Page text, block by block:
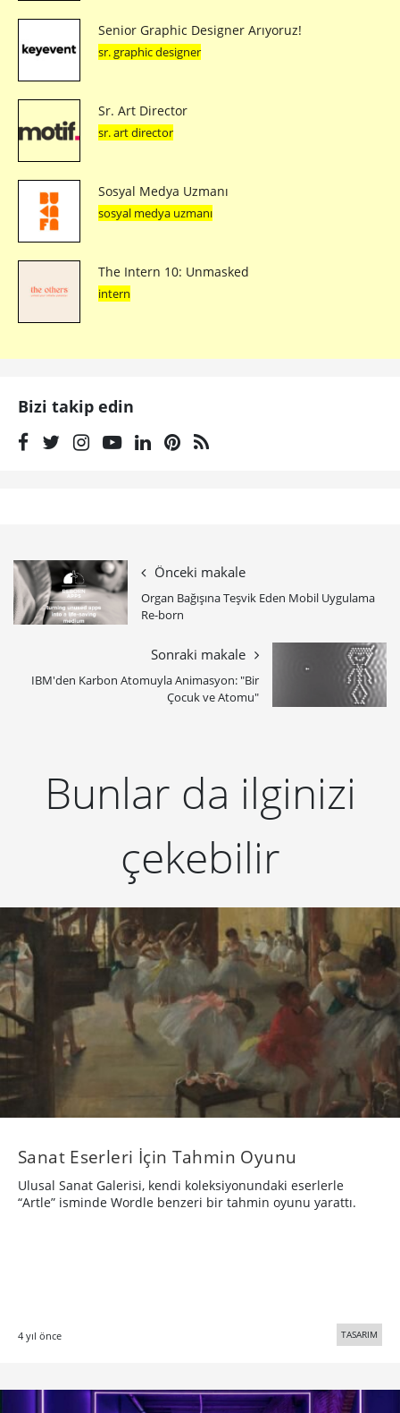
Senior Graphic Designer Arıyoruz!
sr. graphic designer
Sr. Art Director
sr. art director
Sosyal Medya Uzmanı
sosyal medya uzmanı
The Intern 10: Unmasked
intern
Bizi takip edin
Önceki makale
Organ Bağışına Teşvik Eden Mobil Uygulama
Re-born
Sonraki makale
IBM'den Karbon Atomuyla Animasyon: "Bir
Çocuk ve Atomu"
Bunlar da ilginizi
çekebilir
Sanat Eserleri İçin Tahmin Oyunu
Ulusal Sanat Galerisi, kendi koleksiyonundaki eserlerle
“Artle” isminde Wordle benzeri bir tahmin oyunu yarattı.
4 yıl önce TASARIM